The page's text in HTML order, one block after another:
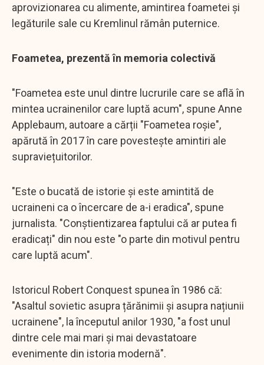
aprovizionarea cu alimente, amintirea foametei și
legăturile sale cu Kremlinul rămân puternice.
Foametea, prezentă în memoria colectivă
"Foametea este unul dintre lucrurile care se află în
mintea ucrainenilor care luptă acum", spune Anne
Applebaum, autoare a cărții "Foametea roșie",
apărută în 2017 în care povestește amintiri ale
supraviețuitorilor.
"Este o bucată de istorie și este amintită de
ucraineni ca o încercare de a-i eradica", spune
jurnalista. "Conștientizarea faptului că ar putea fi
eradicați" din nou este "o parte din motivul pentru
care luptă acum".
Istoricul Robert Conquest spunea în 1986 că:
"Asaltul sovietic asupra țărănimii și asupra națiunii
ucrainene", la începutul anilor 1930, "a fost unul
dintre cele mai mari și mai devastatoare
evenimente din istoria modernă".